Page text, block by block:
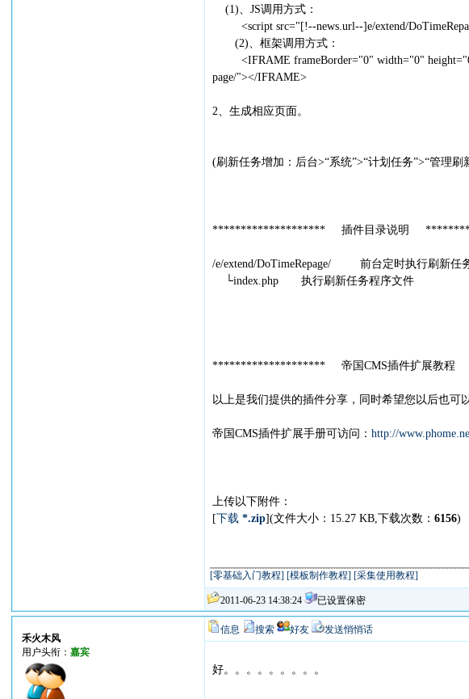
(1)、JS调用方式：
<script src="[!--news.url--]e/extend/
(2)、框架调用方式：
<IFRAME frameBorder="0" width="0" height="0"
page/"></IFRAME>
2、生成相应页面。
(刷新任务增加：后台>“系统”>“计划任务”>“管理
******************** 插件目录说明
/e/extend/DoTimeRepage/ 前台定时执行刷新任
└index.php 执行刷新任务程序文件
******************** 帝国CMS插件扩展教
以上是我们提供的插件分享，同时希望您以后也可
帝国CMS插件扩展手册可访问： http://
上传以下附件：
[下载 *.zip](文件大小：15.27 KB,下载次数： 6156)
[零基础入门教程] [模板制作教程] [采集使用教程]
2011-06-23 14:38:24 已设置保密
禾火木风
用户头衔： 嘉宾
信息 搜索 好友 发送悄悄话
好。。。。。。。。。